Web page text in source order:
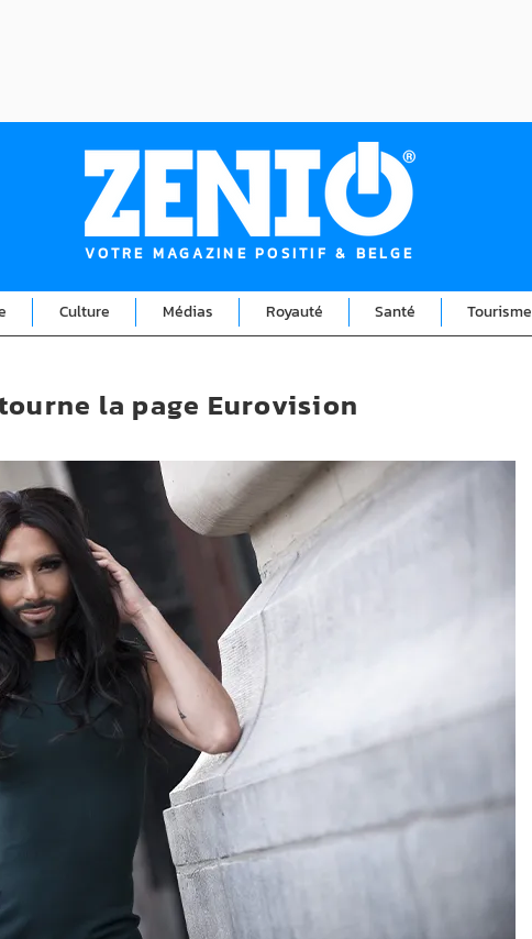
VOTRE MAGAZINE POSITIF & BELGE
Culture Médias Royauté Santé Tourisme
la page Eurovision